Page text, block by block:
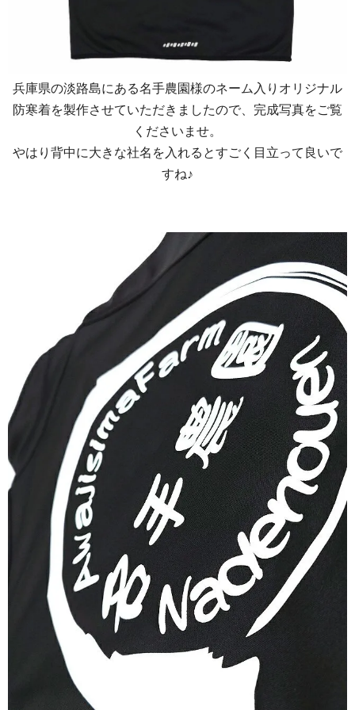
兵庫県の淡路島にある名手農園様のネーム入りオリジナル
防寒着を製作させていただきましたので、完成写真をご覧
くださいませ。
やはり背中に大きな社名を入れるとすごく目立って良いで
すね♪